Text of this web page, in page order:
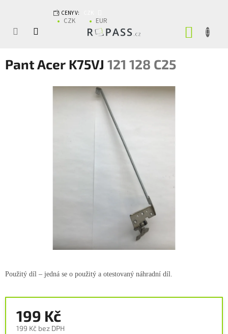
CENY V:
CZK EUR
Pant Acer K75VJ 121 128 C25
199 Kč
199 Kč bez DPH
Použitý díl – jedná se o použitý a otestovaný náhradní díl.